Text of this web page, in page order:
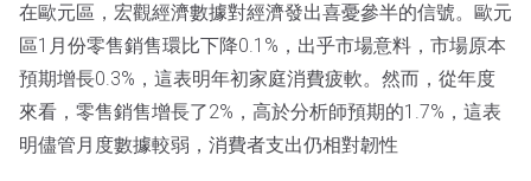
在歐元區，宏觀經濟數據對經濟發出喜憂參半的信號。歐元
區1月份零售銷售環比下降0.1%，出乎市場意料，市場原本
預期增長0.3%，這表明年初家庭消費疲軟。然而，從年度
來看，零售銷售增長了2%，高於分析師預期的1.7%，這表
明儘管月度數據較弱，消費者支出仍相對韌性